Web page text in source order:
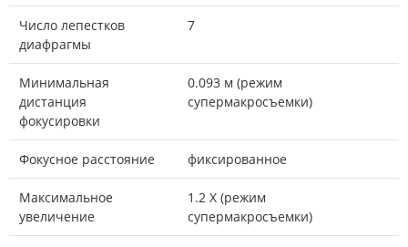
Число лепестков
диафрагмы
7
Минимальная
дистанция
фокусировки
0.093 м (режим
супермакросъемки)
Фокусное расстояние фиксированное
Максимальное
увеличение
1.2 X (режим
супермакросъемки)